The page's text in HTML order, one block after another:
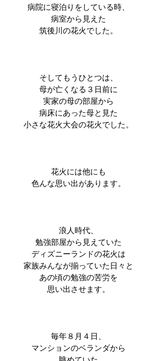
病院に寝泊りをしている時、
病室から見えた
筑後川の花火でした。
そしてもうひとつは、
母が亡くなる３日前に
実家の母の部屋から
病床にあった母と見た
小さな花火大会の花火でした。
花火には他にも
色んな思い出があります。
浪人時代、
勉強部屋から見えていた
ディズニーランドの花火は
家族みんなが揃っていた日々と
あの頃の勉強の苦労を
思い出させます。
毎年８月４日、
マンションのベランダから